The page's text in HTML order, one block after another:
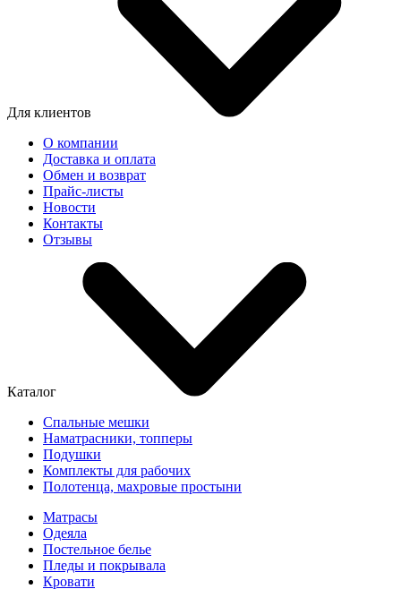
Для клиентов
О компании
Доставка и оплата
Обмен и возврат
Прайс-листы
Новости
Контакты
Отзывы
Каталог
Спальные мешки
Наматрасники, топперы
Подушки
Комплекты для рабочих
Полотенца, махровые простыни
Матрасы
Одеяла
Постельное белье
Пледы и покрывала
Кровати